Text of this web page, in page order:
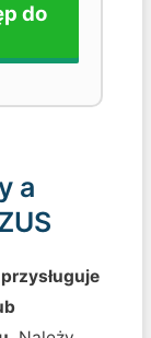
do
a